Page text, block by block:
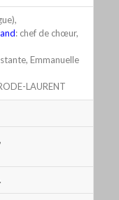
: chef de chœur,
Emmanuelle
LAURENT